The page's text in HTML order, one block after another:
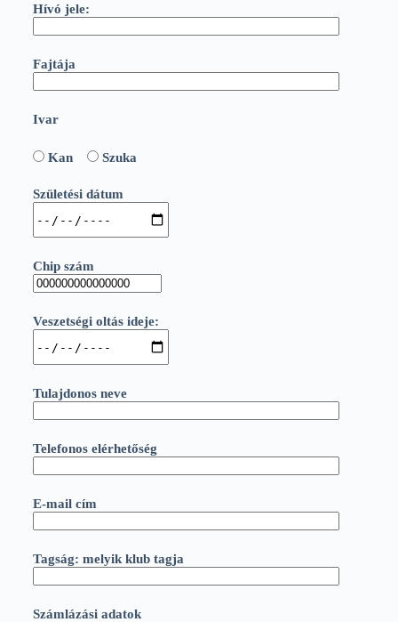
Hívó jele:
Fajtája
Ivar
Kan Szuka
Születési dátum
Chip szám
Veszetségi oltás ideje:
Tulajdonos neve
Telefonos elérhetőség
E-mail cím
Tagság: melyik klub tagja
Számlázási adatok